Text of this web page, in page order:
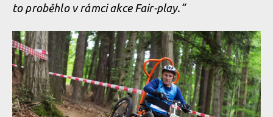
to proběhlo v rámci akce Fair-play.“